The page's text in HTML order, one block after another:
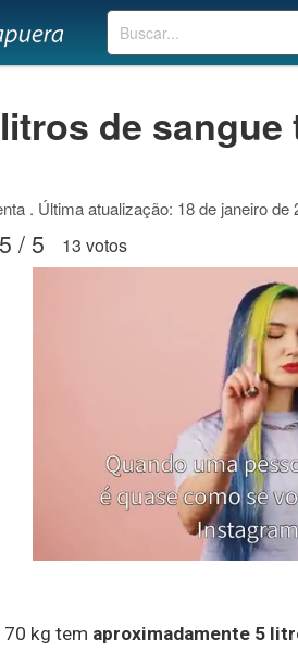
Buscar
de sangue
. Última atualização: 18 de janeiro de
/ 5 13 votos
kg tem aproximadamente 5